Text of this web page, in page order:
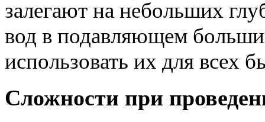
залегают на небольших
вод в подавляющем
использовать их для всех
Сложности при